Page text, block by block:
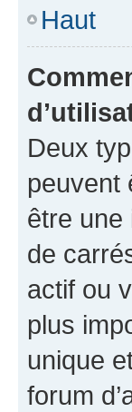
Haut
Deux
peuvent
être une
de
actif ou
plus
unique
forum